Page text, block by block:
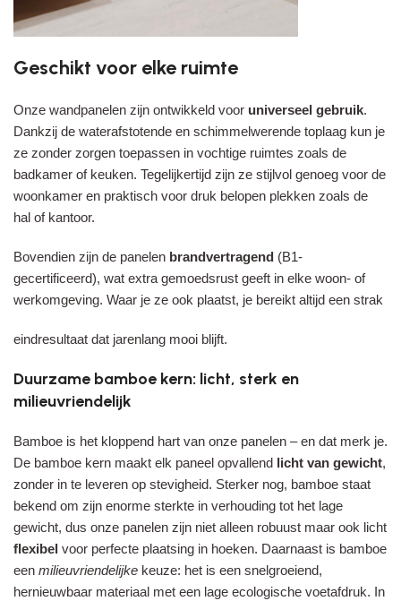
Geschikt voor elke ruimte
Onze wandpanelen zijn ontwikkeld voor universeel gebruik.
Dankzij de waterafstotende en schimmelwerende toplaag kun je
ze zonder zorgen toepassen in vochtige ruimtes zoals de
badkamer of keuken. Tegelijkertijd zijn ze stijlvol genoeg voor de
woonkamer en praktisch voor druk belopen plekken zoals de
hal of kantoor.
Bovendien zijn de panelen brandvertragend (B1-
gecertificeerd), wat extra gemoedsrust geeft in elke woon- of
werkomgeving. Waar je ze ook plaatst, je bereikt altijd een strak
eindresultaat dat jarenlang mooi blijft.
Duurzame bamboe kern: licht, sterk en
milieuvriendelijk
Bamboe is het kloppend hart van onze panelen – en dat merk je.
De bamboe kern maakt elk paneel opvallend licht van gewicht,
zonder in te leveren op stevigheid. Sterker nog, bamboe staat
bekend om zijn enorme sterkte in verhouding tot het lage
gewicht, dus onze panelen zijn niet alleen robuust maar ook licht
flexibel voor perfecte plaatsing in hoeken. Daarnaast is bamboe
een milieuvriendelijke keuze: het is een snelgroeiend,
hernieuwbaar materiaal met een lage ecologische voetafdruk. In